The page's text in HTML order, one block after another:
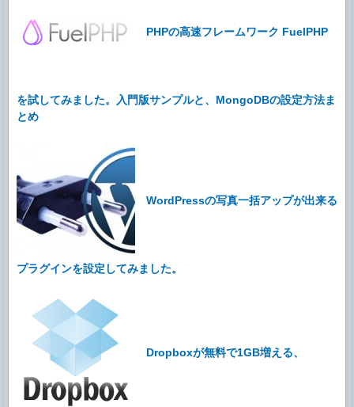
PHPの高速フレームワーク FuelPHP
を試してみました。入門版サンプルと、MongoDBの設定方法ま
とめ
WordPressの写真一括アップが出来る
プラグインを設定してみました。
Dropboxが無料で1GB増える、